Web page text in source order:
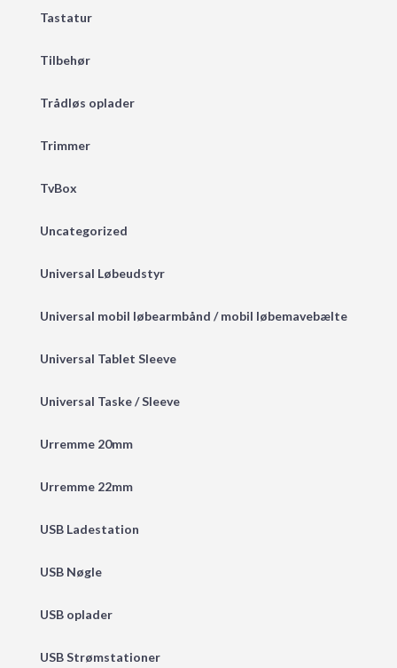
Tastatur
Tilbehør
Trådløs oplader
Trimmer
TvBox
Uncategorized
Universal Løbeudstyr
Universal mobil løbearmbånd / mobil løbemavebælte
Universal Tablet Sleeve
Universal Taske / Sleeve
Urremme 20mm
Urremme 22mm
USB Ladestation
USB Nøgle
USB oplader
USB Strømstationer